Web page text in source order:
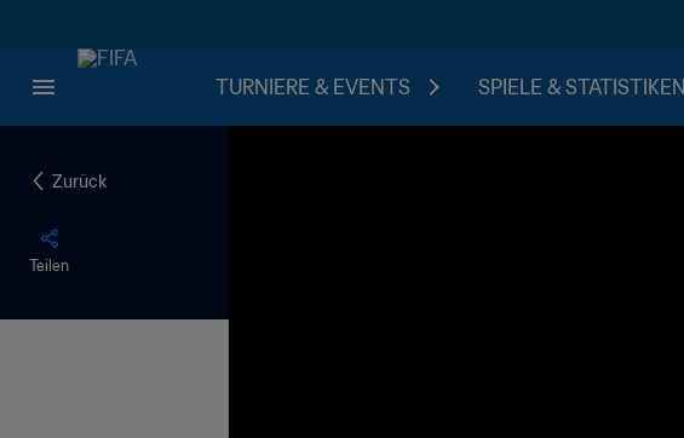
TURNIERE & EVENTS SPIELE & STATISTIKEN
Zurück
Teilen